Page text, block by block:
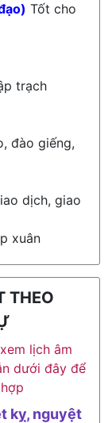
Tốt cho
trạch
đào giếng,
dịch, giao
xuân
THEO
lịch âm
dưới đây để
kỵ, nguyệt